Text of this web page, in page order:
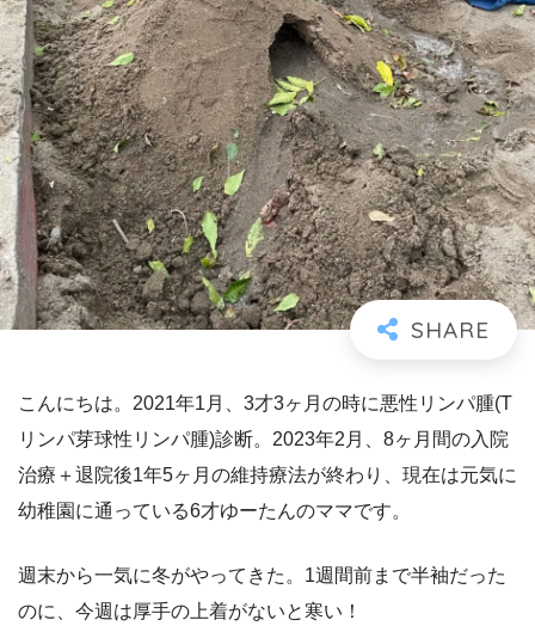
こんにちは。2021年1月、3才3ヶ月の時に悪性リンパ腫(T
リンパ芽球性リンパ腫)診断。2023年2月、8ヶ月間の入院
治療＋退院後1年5ヶ月の維持療法が終わり、現在は元気に
幼稚園に通っている6才ゆーたんのママです。
週末から一気に冬がやってきた。1週間前まで半袖だった
のに、今週は厚手の上着がないと寒い！